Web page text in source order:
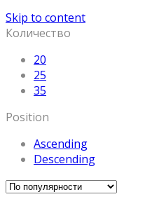
Skip to content
Количество
20
25
35
Position
Ascending
Descending